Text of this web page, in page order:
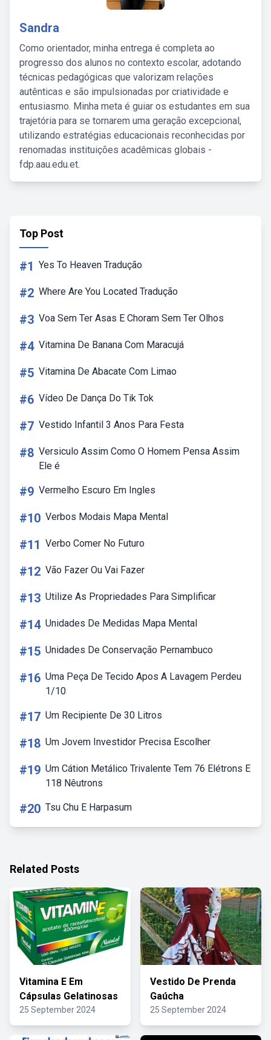
Sandra
Como orientador, minha entrega é completa ao
progresso dos alunos no contexto escolar, adotando
técnicas pedagógicas que valorizam relações
autênticas e são impulsionadas por criatividade e
entusiasmo. Minha meta é guiar os estudantes em sua
trajetória para se tornarem uma geração excepcional,
utilizando estratégias educacionais reconhecidas por
renomadas instituições acadêmicas globais -
fdp.aau.edu.et.
Top Post
#1 Yes To Heaven Tradução
#2 Where Are You Located Tradução
#3 Voa Sem Ter Asas E Choram Sem Ter Olhos
#4 Vitamina De Banana Com Maracujá
#5 Vitamina De Abacate Com Limao
#6 Vídeo De Dança Do Tik Tok
#7 Vestido Infantil 3 Anos Para Festa
#8 Versiculo Assim Como O Homem Pensa Assim
Ele é
#9 Vermelho Escuro Em Ingles
#10 Verbos Modais Mapa Mental
#11 Verbo Comer No Futuro
#12 Vão Fazer Ou Vai Fazer
#13 Utilize As Propriedades Para Simplificar
#14 Unidades De Medidas Mapa Mental
#15 Unidades De Conservação Pernambuco
#16 Uma Peça De Tecido Apos A Lavagem Perdeu
1/10
#17 Um Recipiente De 30 Litros
#18 Um Jovem Investidor Precisa Escolher
#19 Um Cátion Metálico Trivalente Tem 76 Elétrons E
118 Nêutrons
#20 Tsu Chu E Harpasum
Related Posts
Vitamina E Em
Cápsulas Gelatinosas
25 September 2024
Vestido De Prenda
Gaúcha
25 September 2024